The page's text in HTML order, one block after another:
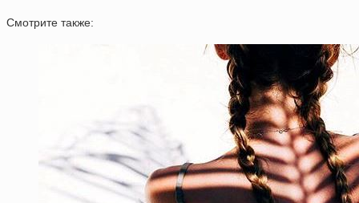
Смотрите также: